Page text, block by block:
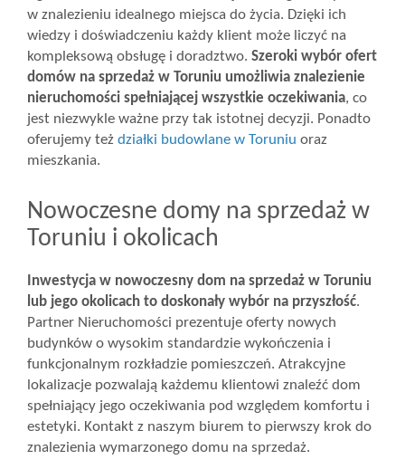
w znalezieniu idealnego miejsca do życia. Dzięki ich
wiedzy i doświadczeniu każdy klient może liczyć na
kompleksową obsługę i doradztwo. Szeroki wybór ofert
domów na sprzedaż w Toruniu umożliwia znalezienie
nieruchomości spełniającej wszystkie oczekiwania, co
jest niezwykle ważne przy tak istotnej decyzji. Ponadto
oferujemy też działki budowlane w Toruniu oraz
mieszkania.
Nowoczesne domy na sprzedaż w
Toruniu i okolicach
Inwestycja w nowoczesny dom na sprzedaż w Toruniu
lub jego okolicach to doskonały wybór na przyszłość.
Partner Nieruchomości prezentuje oferty nowych
budynków o wysokim standardzie wykończenia i
funkcjonalnym rozkładzie pomieszczeń. Atrakcyjne
lokalizacje pozwalają każdemu klientowi znaleźć dom
spełniający jego oczekiwania pod względem komfortu i
estetyki. Kontakt z naszym biurem to pierwszy krok do
znalezienia wymarzonego domu na sprzedaż.